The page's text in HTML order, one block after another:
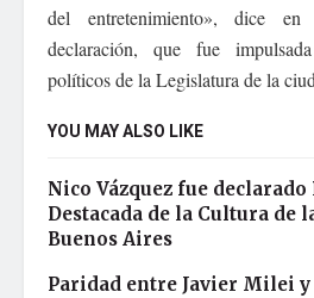
del entretenimiento», dice en
declaración, que fue
políticos de la Legislatura de la
YOU MAY ALSO LIKE
Nico Vázquez fue
Destacada de la Cultura de
Buenos Aires
Paridad entre Javier Milei